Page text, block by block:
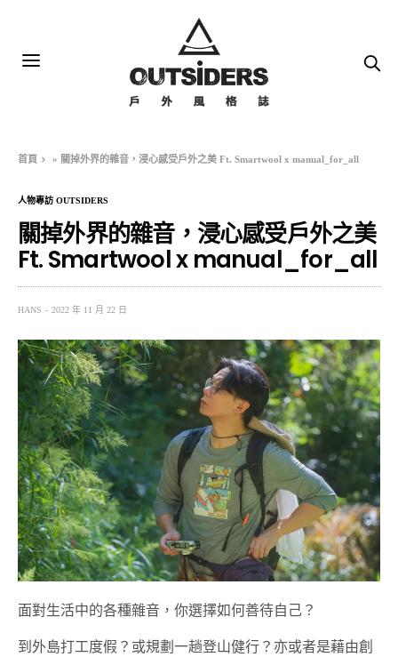
首頁 » 關掉外界的雜音，浸心感受戶外之美 Ft. Smartwool x manual_for_all
人物專訪 OUTSIDERS
關掉外界的雜音，浸心感受戶外之美
Ft. Smartwool x manual_for_all
HANS 2022 年 11 月 22 日
面對生活中的各種雜音，你選擇如何善待自己？
到外島打工度假？或規劃一趟登山健行？亦或者是藉由創